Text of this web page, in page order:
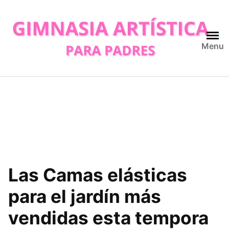
content
Menu
Las Camas elásticas
para el jardín más
vendidas esta tempora